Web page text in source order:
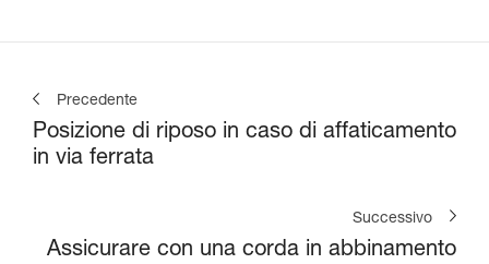
Precedente
Posizione di riposo in caso di affaticamento
in via ferrata
Successivo
Assicurare con una corda in abbinamento